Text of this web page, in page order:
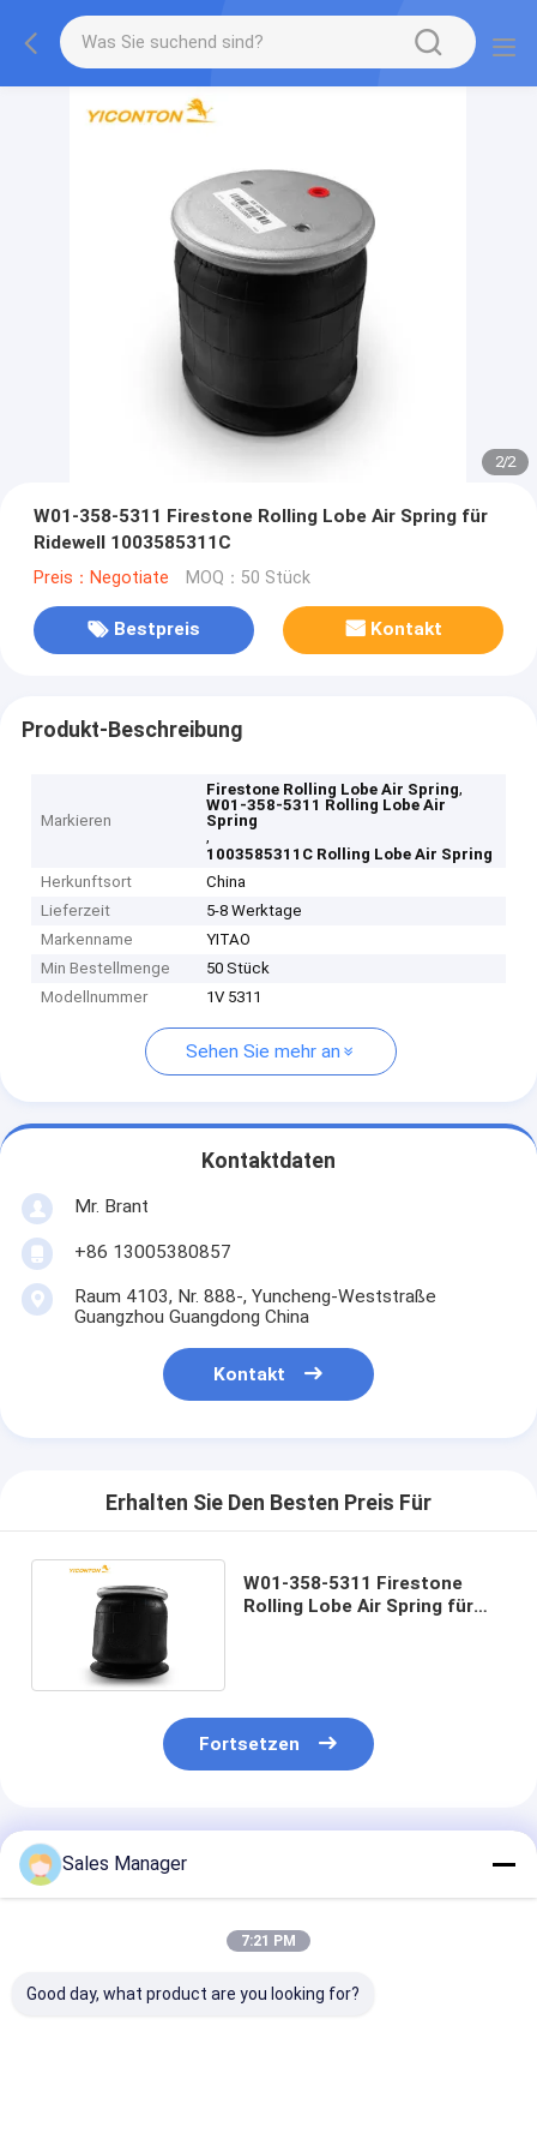
2/2
W01-358-5311 Firestone Rolling Lobe Air Spring für
Ridewell 1003585311C
Preis：Negotiate MOQ：50 Stück
Bestpreis Kontakt
Produkt-Beschreibung
Markieren
Firestone Rolling Lobe Air Spring,
W01-358-5311 Rolling Lobe Air
Spring
,
1003585311C Rolling Lobe Air Spring
Herkunftsort
China
Lieferzeit
5-8 Werktage
Markenname
YITAO
Min Bestellmenge
50 Stück
Modellnummer
1V 5311
Sehen Sie mehr an
Kontaktdaten
Mr. Brant
+86 13005380857
Raum 4103, Nr. 888-, Yuncheng-Weststraße
Guangzhou Guangdong China
Kontakt
Erhalten Sie Den Besten Preis Für
W01-358-5311 Firestone
Rolling Lobe Air Spring für
Fortsetzen
Empfohlene Produkte
Sales Manager
7:21 PM
Good day, what product are you looking for?